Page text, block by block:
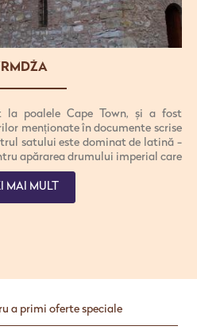
la poalele Cape Town, și a fost
menționate în documente scrise
satului este dominat de latină -
apărarea drumului imperial care
în secolul al VI-lea. Mai
pentru a apăra Bizanțul
slave. Orașul este menționat
An. Milisav Markovic din Knjazevc
Templului Vrmcan al lui
o poveste în popor că biserica
MAI MULT
a primi oferte speciale